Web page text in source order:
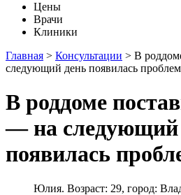
Цены
Врачи
Клиники
Главная > Консультации > В
следующий день появилась
В роддоме
— на следующий
появилась
Юлия. Возраст: 29, город: